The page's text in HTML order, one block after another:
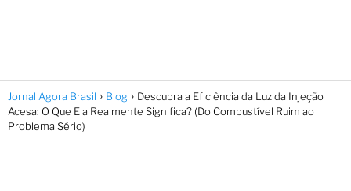
Jornal Agora Brasil Blog
Descubra a Eficiência da Luz da Injeção
Acesa: O Que Ela Realmente Significa? (Do Combustível Ruim ao
Problema Sério)